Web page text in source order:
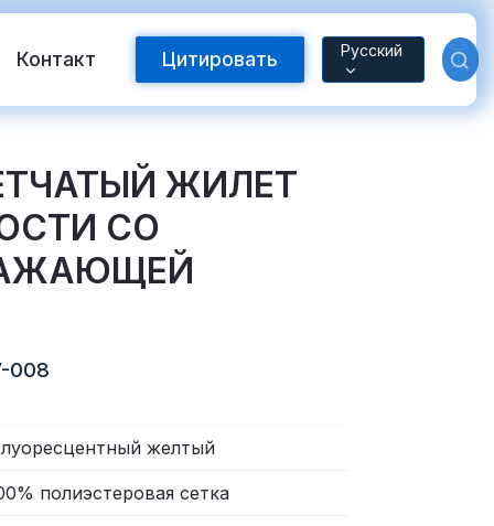
Контакт Цитировать Русский
лента FR
теплопередачей
ЖИЛЕТ
СО
008
желтый
полиэстеровая сетка